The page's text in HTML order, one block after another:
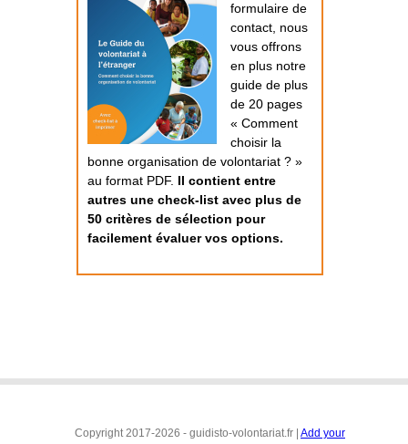
formulaire de
contact, nous
vous offrons
en plus notre
guide de plus
de 20 pages
« Comment
choisir la
bonne organisation de volontariat ? »
au format PDF. Il contient entre
autres une check-list avec plus de
50 critères de sélection pour
facilement évaluer vos options.
Copyright 2017-2026 - guidisto-volontariat.fr | Add your